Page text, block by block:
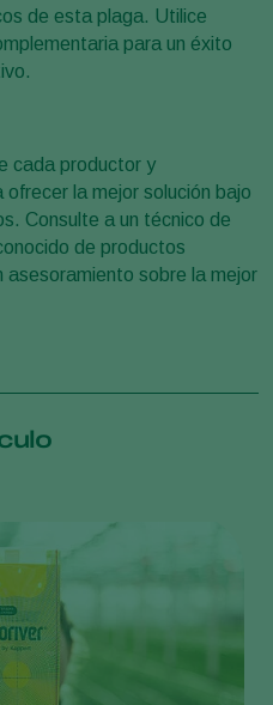
de esta plaga. Utilice
para un éxito
cada productor y
la mejor solución bajo
Consulte a un técnico de
de productos
asesoramiento sobre la mejor